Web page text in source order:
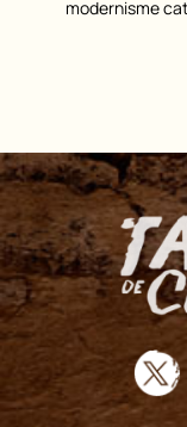
modernisme